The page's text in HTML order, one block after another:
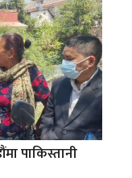
पाकिस्तानी